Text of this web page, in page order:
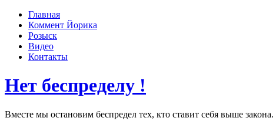
Главная
Коммент Йорика
Розыск
Видео
Контакты
Нет беспределу !
Вместе мы остановим беспредел тех, кто ставит себя выше закона.